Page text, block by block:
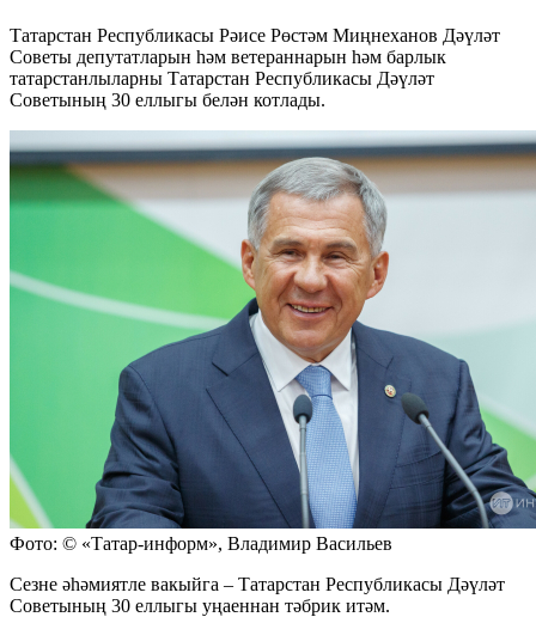
Татарстан Республикасы Рәисе Рөстәм Миңнеханов Дәүләт
Советы депутатларын һәм ветераннарын һәм барлык
татарстанлыларны Татарстан Республикасы Дәүләт
Советының 30 еллыгы белән котлады.
Фото: © «Татар-информ», Владимир Васильев
Сезне әһәмиятле вакыйга – Татарстан Республикасы Дәүләт
Советының 30 еллыгы уңаеннан тәбрик итәм.